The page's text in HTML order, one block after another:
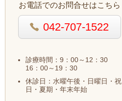
お電話でのお問合せはこちら
042-707-1522
診療時間：9：00～12：30
16：00～19：30
休診日： 水曜午後・日曜日・祝
日・夏期・年末年始